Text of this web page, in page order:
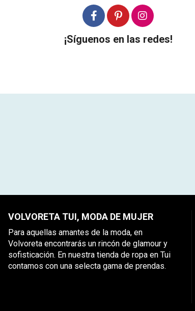
¡Síguenos en las redes!
VOLVORETA TUI, MODA DE MUJER
Para aquellas amantes de la moda, en
Volvoreta encontrarás un rincón de glamour y
sofisticación. En nuestra tienda de ropa en Tui
contamos con una selecta gama de prendas.